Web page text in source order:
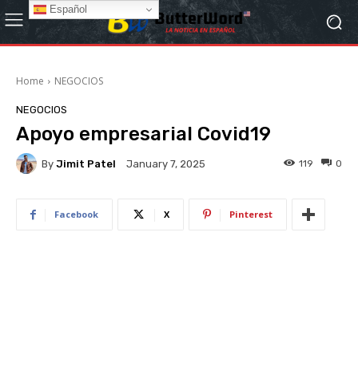
Home NEGOCIOS
NEGOCIOS
Apoyo empresarial Covid19
By Jimit Patel January 7, 2025 0
119
Facebook X Pinterest
Español